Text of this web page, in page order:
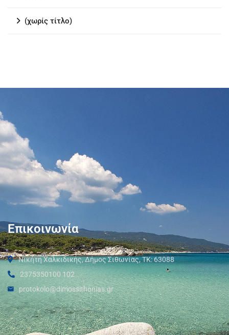
(χωρίς τίτλο)
Επικοινωνία
Νικήτη Χαλκιδικής, Δήμος Σιθωνίας, ΤΚ: 63088
2375350100 102
protokolo@dimossithonias.gr